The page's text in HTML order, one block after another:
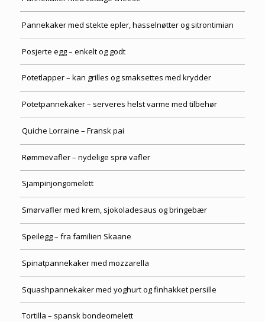
Pannekaker med stekte epler, hasselnøtter og sitrontimian
Posjerte egg – enkelt og godt
Potetlapper – kan grilles og smaksettes med krydder
Potetpannekaker – serveres helst varme med tilbehør
Quiche Lorraine – Fransk pai
Rømmevafler – nydelige sprø vafler
Sjampinjongomelett
Smørvafler med krem, sjokoladesaus og bringebær
Speilegg – fra familien Skaane
Spinatpannekaker med mozzarella
Squashpannekaker med yoghurt og finhakket persille
Tortilla – spansk bondeomelett